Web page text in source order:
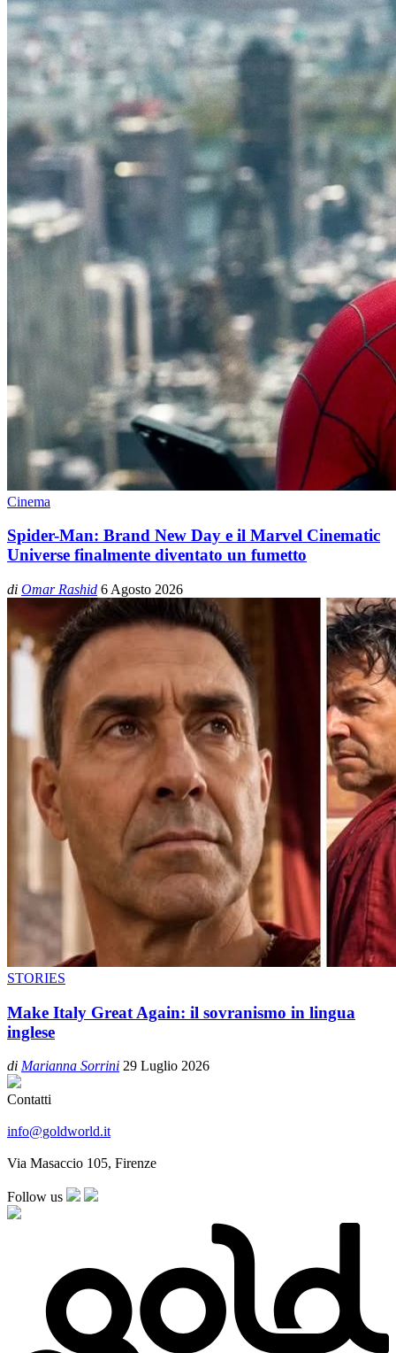
Cinema
Spider-Man: Brand New Day e il Marvel Cinematic
Universe finalmente diventato un fumetto
di Omar Rashid 6 Agosto 2026
STORIES
Make Italy Great Again: il sovranismo in lingua
inglese
di Marianna Sorrini 29 Luglio 2026
Contatti
info@goldworld.it
Via Masaccio 105, Firenze
Follow us